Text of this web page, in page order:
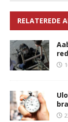
RELATEREDE